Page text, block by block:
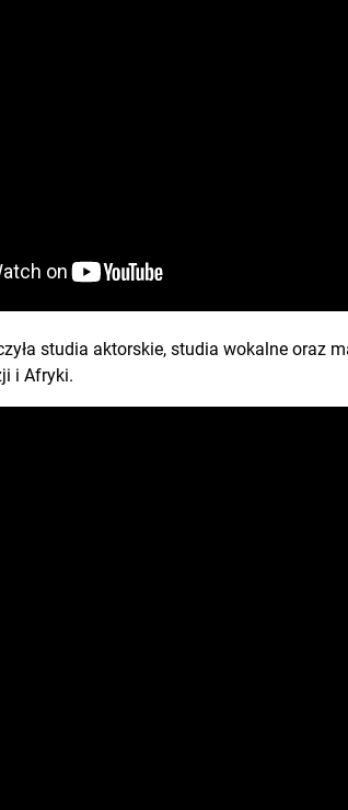
studia aktorskie, studia wokalne oraz
i Afryki.